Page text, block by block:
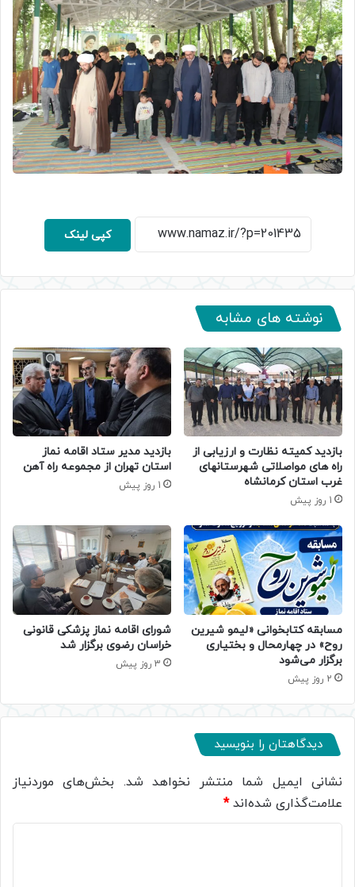
کپی لینک
نوشته های مشابه
بازدید کمیته نظارت و ارزیابی از
راه های مواصلاتی شهرستانهای
غرب استان کرمانشاه
1 روز پیش
بازدید مدیر ستاد اقامه نماز
استان تهران از مجموعه راه آهن
1 روز پیش
مسابقه کتابخوانی «لیمو شیرین
روح» در چهارمحال و بختیاری
برگزار می‌شود
2 روز پیش
شورای اقامه نماز پزشکی قانونی
خراسان رضوی برگزار شد
3 روز پیش
دیدگاهتان را بنویسید
نشانی ایمیل شما منتشر نخواهد شد. بخش‌های موردنیاز
علامت‌گذاری شده‌اند*